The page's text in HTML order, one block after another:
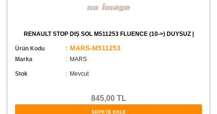
RENAULT STOP DIŞ SOL M511253 FLUENCE (10->) DUYSUZ |
Ürün Kodu : MARS-M511253
Marka : MARS
Stok : Mevcut
845,00 TL